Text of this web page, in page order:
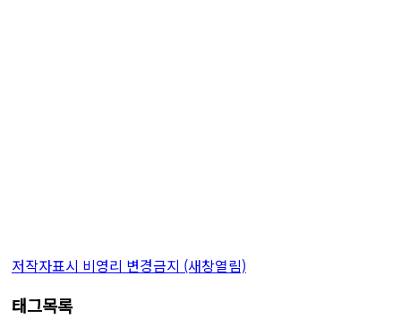
저작자표시 비영리 변경금지 (새창열림)
태그목록